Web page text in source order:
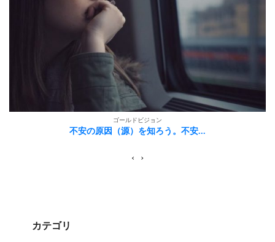
ゴールドビジョン
不安の原因（源）を知ろう。不安...
‹ ›
カテゴリ